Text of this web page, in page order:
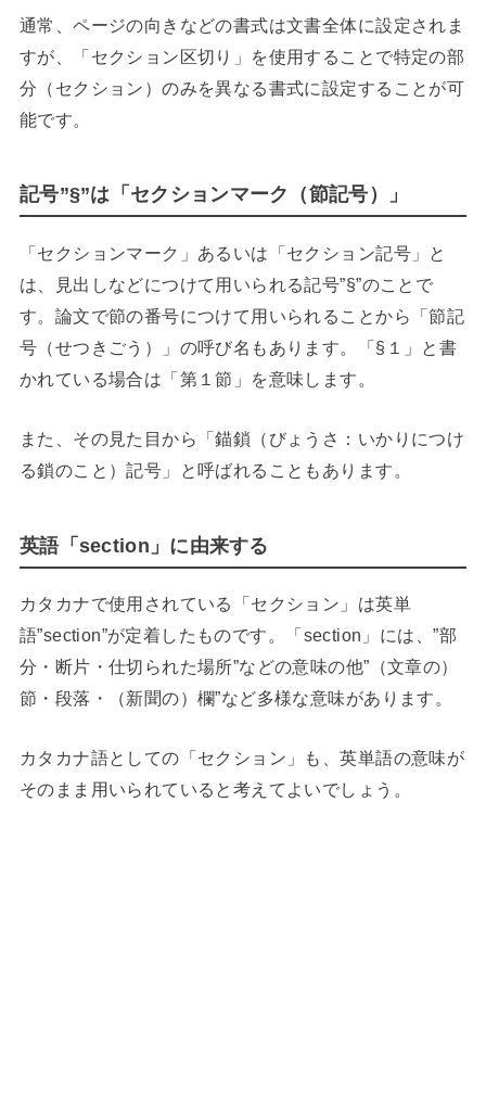
通常、ページの向きなどの書式は文書全体に設定されま
すが、「セクション区切り」を使用することで特定の部
分（セクション）のみを異なる書式に設定することが可
能です。
記号”§”は「セクションマーク（節記号）」
「セクションマーク」あるいは「セクション記号」と
は、見出しなどにつけて用いられる記号”§”のことで
す。論文で節の番号につけて用いられることから「節記
号（せつきごう）」の呼び名もあります。「§１」と書
かれている場合は「第１節」を意味します。
また、その見た目から「錨鎖（びょうさ：いかりにつけ
る鎖のこと）記号」と呼ばれることもあります。
英語「section」に由来する
カタカナで使用されている「セクション」は英単
語”section”が定着したものです。「section」には、”部
分・断片・仕切られた場所”などの意味の他”（文章の）
節・段落・（新聞の）欄”など多様な意味があります。
カタカナ語としての「セクション」も、英単語の意味が
そのまま用いられていると考えてよいでしょう。